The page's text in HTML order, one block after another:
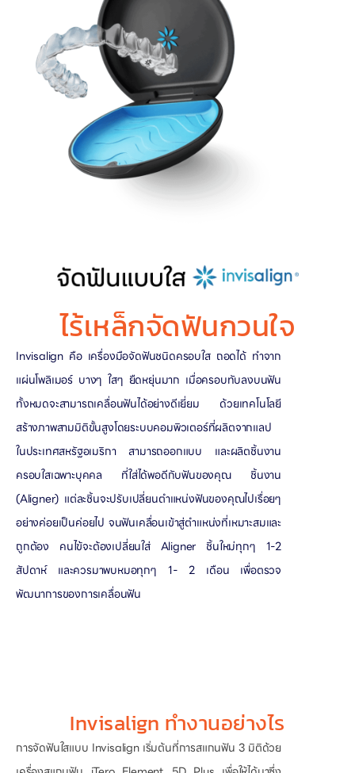
ไร้เหล็กจัดฟันกวนใจ
Invisalign คือ เครื่องมือจัดฟันชนิดครอบใส ถอดได้ ทำจาก
แผ่นโพลิเมอร์ บางๆ ใสๆ ยืดหยุ่นมาก เมื่อครอบทับลงบนฟัน
ทั้งหมดจะสามารถเคลื่อนฟันได้อย่างดีเยี่ยม ด้วยเทคโนโลยี
สร้างภาพสามมิติขั้นสูงโดยระบบคอมพิวเตอร์ที่ผลิตจากแลป
ในประเทศสหรัฐอเมริกา สามารถออกแบบ และผลิตชิ้นงาน
ครอบใสเฉพาะบุคคล ที่ใส่ได้พอดีกับฟันของคุณ ชิ้นงาน
(Aligner) แต่ละชิ้นจะปรับเปลี่ยนตำแหน่งฟันของคุณไปเรื่อยๆ
อย่างค่อยเป็นค่อยไป จนฟันเคลื่อนเข้าสู่ตำแหน่งที่เหมาะสมและ
ถูกต้อง คนไข้จะต้องเปลี่ยนใส่ Aligner ชิ้นใหม่ทุกๆ 1-2
สัปดาห์ และควรมาพบหมอทุกๆ 1- 2 เดือน เพื่อตรวจ
พัฒนาการของการเคลื่อนฟัน
Invisalign ทำงานอย่างไร
การจัดฟันใสแบบ Invisalign เริ่มต้นที่การสแกนฟัน 3 มิติด้วย